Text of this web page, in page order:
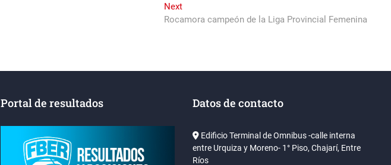
NextNext
post:
Rocamora campeón de la Liga Provincial Femenina
Portal de resultados Datos de contacto
Edificio Terminal de Omnibus -calle interna
entre Urquiza y Moreno- 1° Piso, Chajarí, Entre
Ríos